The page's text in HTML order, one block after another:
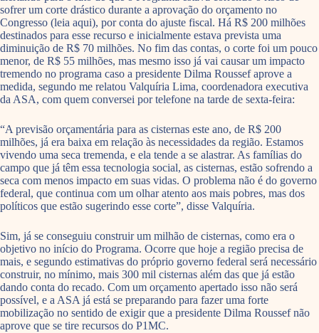
sofrer um corte drástico durante a aprovação do orçamento no
Congresso (leia aqui), por conta do ajuste fiscal. Há R$ 200 milhões
destinados para esse recurso e inicialmente estava prevista uma
diminuição de R$ 70 milhões. No fim das contas, o corte foi um pouco
menor, de R$ 55 milhões, mas mesmo isso já vai causar um impacto
tremendo no programa caso a presidente Dilma Roussef aprove a
medida, segundo me relatou Valquíria Lima, coordenadora executiva
da ASA, com quem conversei por telefone na tarde de sexta-feira:
“A previsão orçamentária para as cisternas este ano, de R$ 200
milhões, já era baixa em relação às necessidades da região. Estamos
vivendo uma seca tremenda, e ela tende a se alastrar. As famílias do
campo que já têm essa tecnologia social, as cisternas, estão sofrendo a
seca com menos impacto em suas vidas. O problema não é do governo
federal, que continua com um olhar atento aos mais pobres, mas dos
políticos que estão sugerindo esse corte”, disse Valquíria.
Sim, já se conseguiu construir um milhão de cisternas, como era o
objetivo no início do Programa. Ocorre que hoje a região precisa de
mais, e segundo estimativas do próprio governo federal será necessário
construir, no mínimo, mais 300 mil cisternas além das que já estão
dando conta do recado. Com um orçamento apertado isso não será
possível, e a ASA já está se preparando para fazer uma forte
mobilização no sentido de exigir que a presidente Dilma Roussef não
aprove que se tire recursos do P1MC.